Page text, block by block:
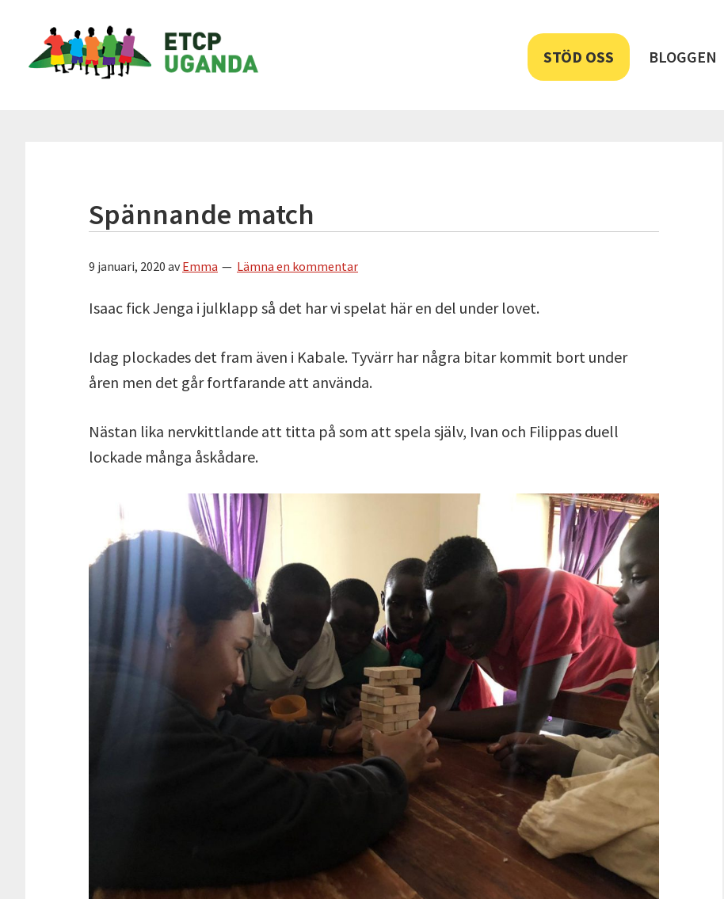
huvudnavigering
huvudinnehåll
sidfot
ETCP
Uganda
STÖD OSS BLOGGEN
Spännande match
9 januari, 2020 avEmma Lämna en kommentar
Isaac fick Jenga i julklapp så det har vi spelat här en del under lovet.
Idag plockades det fram även i Kabale. Tyvärr har några bitar kommit bort under
åren men det går fortfarande att använda.
Nästan lika nervkittlande att titta på som att spela själv, Ivan och Filippas duell
lockade många åskådare.